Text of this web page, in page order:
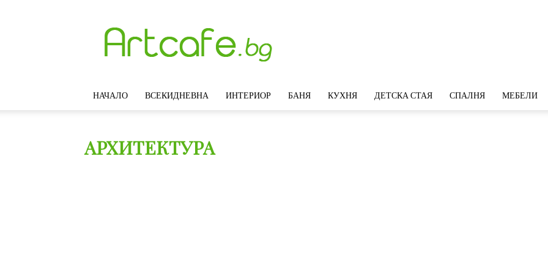
–
Модерни
дизайн,
декорация
на
НАЧАЛО ВСЕКИДНЕВНА ИНТЕРИОР БАНЯ КУХНЯ ДЕТСКА СТАЯ СПАЛНЯ МЕБЕЛИ
АРХИТЕКТУРА